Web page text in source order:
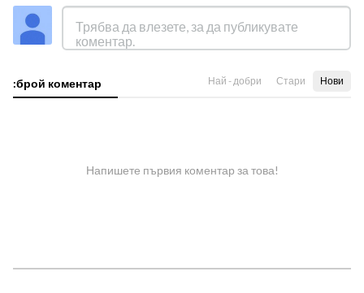
:брой коментар Най - добри Стари Нови
Напишете първия коментар за това!